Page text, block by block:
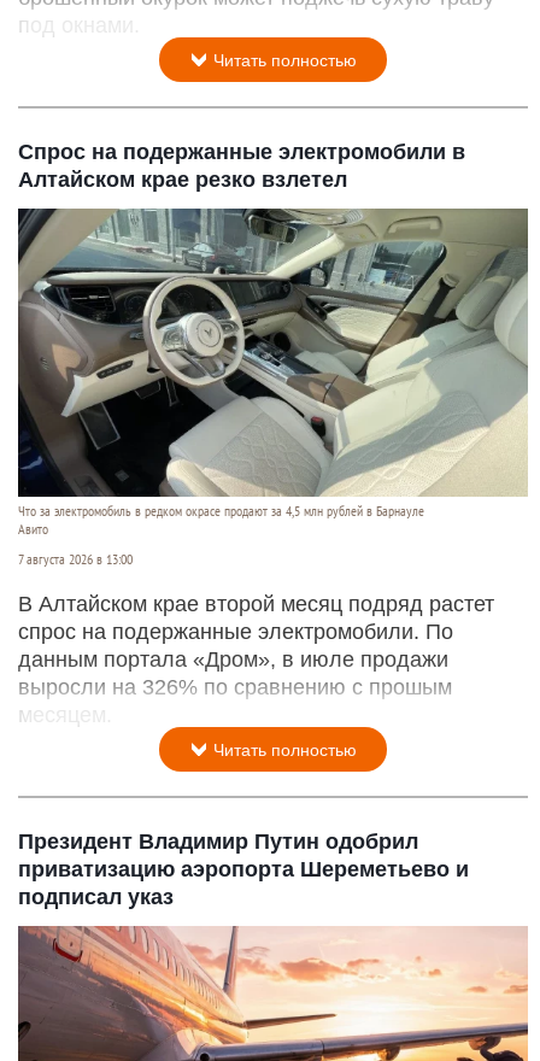
под окнами.
Читать полностью
Спрос на подержанные электромобили в
Алтайском крае резко взлетел
Что за электромобиль в редком окрасе продают за 4,5 млн рублей в Барнауле
Авито
7 августа 2026 в 13:00
В Алтайском крае второй месяц подряд растет
спрос на подержанные электромобили. По
данным портала «Дром», в июле продажи
выросли на 326% по сравнению с прошым
месяцем.
Читать полностью
Президент Владимир Путин одобрил
приватизацию аэропорта Шереметьево и
подписал указ